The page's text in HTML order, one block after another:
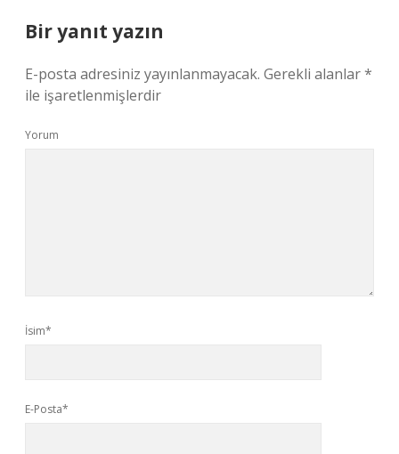
Bir yanıt yazın
E-posta adresiniz yayınlanmayacak. Gerekli alanlar*
ile işaretlenmişlerdir
Yorum
İsim*
E-Posta*